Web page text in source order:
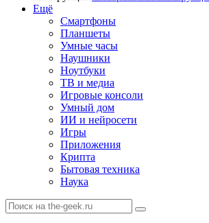
Ещё
Смартфоны
Планшеты
Умные часы
Наушники
Ноутбуки
ТВ и медиа
Игровые консоли
Умный дом
ИИ и нейросети
Игры
Приложения
Крипта
Бытовая техника
Наука